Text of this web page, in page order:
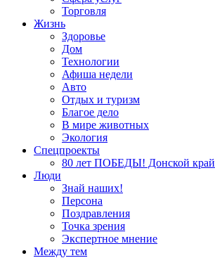
Торговля
Жизнь
Здоровье
Дом
Технологии
Афиша недели
Авто
Отдых и туризм
Благое дело
В мире животных
Экология
Спецпроекты
80 лет ПОБЕДЫ! Донской край
Люди
Знай наших!
Персона
Поздравления
Точка зрения
Экспертное мнение
Между тем